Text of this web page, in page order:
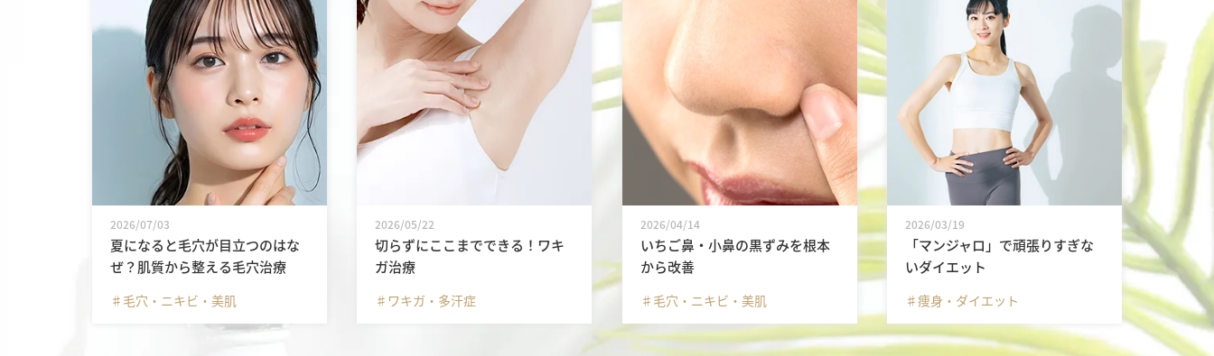
2026/07/03
夏になると毛穴が目立つのはな
ぜ？肌質から整える毛穴治療
♯毛穴・ニキビ・美肌
2026/05/22
切らずにここまでできる！ワキ
ガ治療
♯ワキガ・多汗症
2026/04/14
いちご鼻・小鼻の黒ずみを根本
から改善
♯毛穴・ニキビ・美肌
2026/03/19
「マンジャロ」で頑張りすぎな
いダイエット
♯痩身・ダイエット